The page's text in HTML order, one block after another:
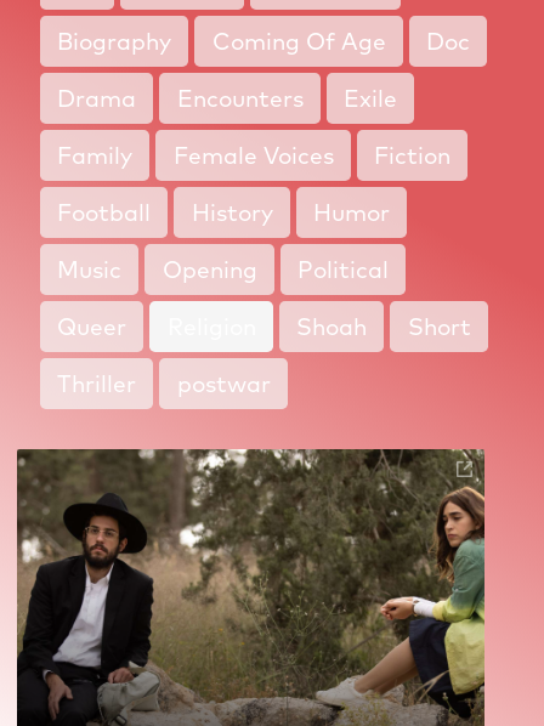
Biography
Coming Of Age
Doc
Drama
Encounters
Exile
Family
Female Voices
Fiction
Football
History
Humor
Music
Opening
Political
Queer
Shoah
Short
Thriller
postwar